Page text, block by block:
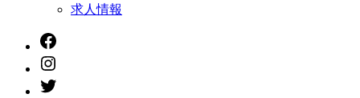
示
求人情報
Facebook
instagram
twitter